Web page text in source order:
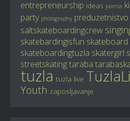
entrepreneurship ideas joomla
party photography preduzetnistvo
saltskateboardingcrew
skatebardingisfun skateboard
skateboardingtuzla skatergirl
streetskatingtaraba
tuzla tuzla live
Youth zaposljavanje